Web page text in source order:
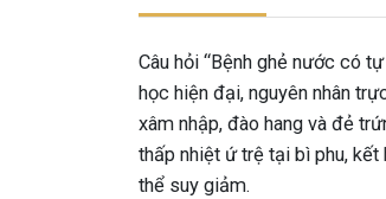
Câu hỏi “Bệnh ghẻ nước có
học hiện đại, nguyên nhân
xâm nhập, đào hang và đẻ
thấp nhiệt ứ trệ tại bì phu,
thể suy giảm.